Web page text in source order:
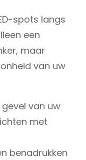
spots langs
een
maar
van uw
van uw
met
benadrukken